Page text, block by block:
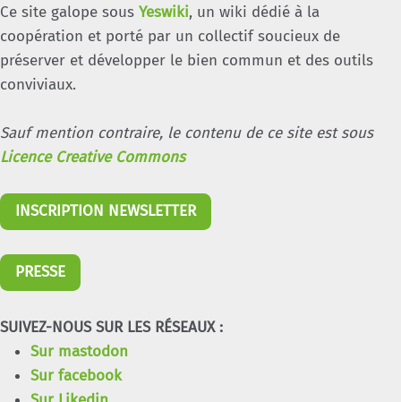
Ce site galope sous Yeswiki, un wiki dédié à la
coopération et porté par un collectif soucieux de
préserver et développer le bien commun et des outils
conviviaux.
Sauf mention contraire, le contenu de ce site est sous
Licence Creative Commons
INSCRIPTION NEWSLETTER
PRESSE
SUIVEZ-NOUS SUR LES RÉSEAUX :
Sur mastodon
Sur facebook